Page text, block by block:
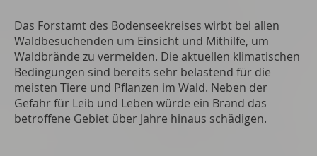
Das Forstamt des Bodenseekreises wirbt bei allen
Waldbesuchenden um Einsicht und Mithilfe, um
Waldbrände zu vermeiden. Die aktuellen klimatischen
Bedingungen sind bereits sehr belastend für die
meisten Tiere und Pflanzen im Wald. Neben der
Gefahr für Leib und Leben würde ein Brand das
betroffene Gebiet über Jahre hinaus schädigen.